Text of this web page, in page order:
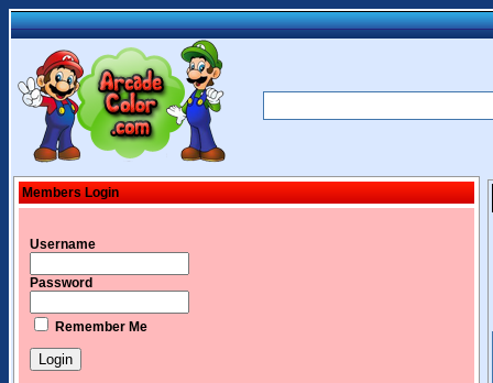
Members Login
Username
Password
Remember Me